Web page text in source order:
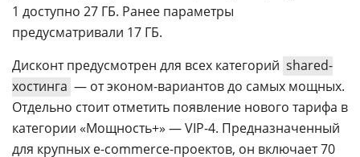
1 доступно 27 ГБ. Ранее параметры
предусматривали 17 ГБ.
Дисконт предусмотрен для всех категорий shared-
хостинга — от эконом-вариантов до самых мощных.
Отдельно стоит отметить появление нового тарифа в
категории «Мощность+» — VIP-4. Предназначенный
для крупных e-commerce-проектов, он включает 70